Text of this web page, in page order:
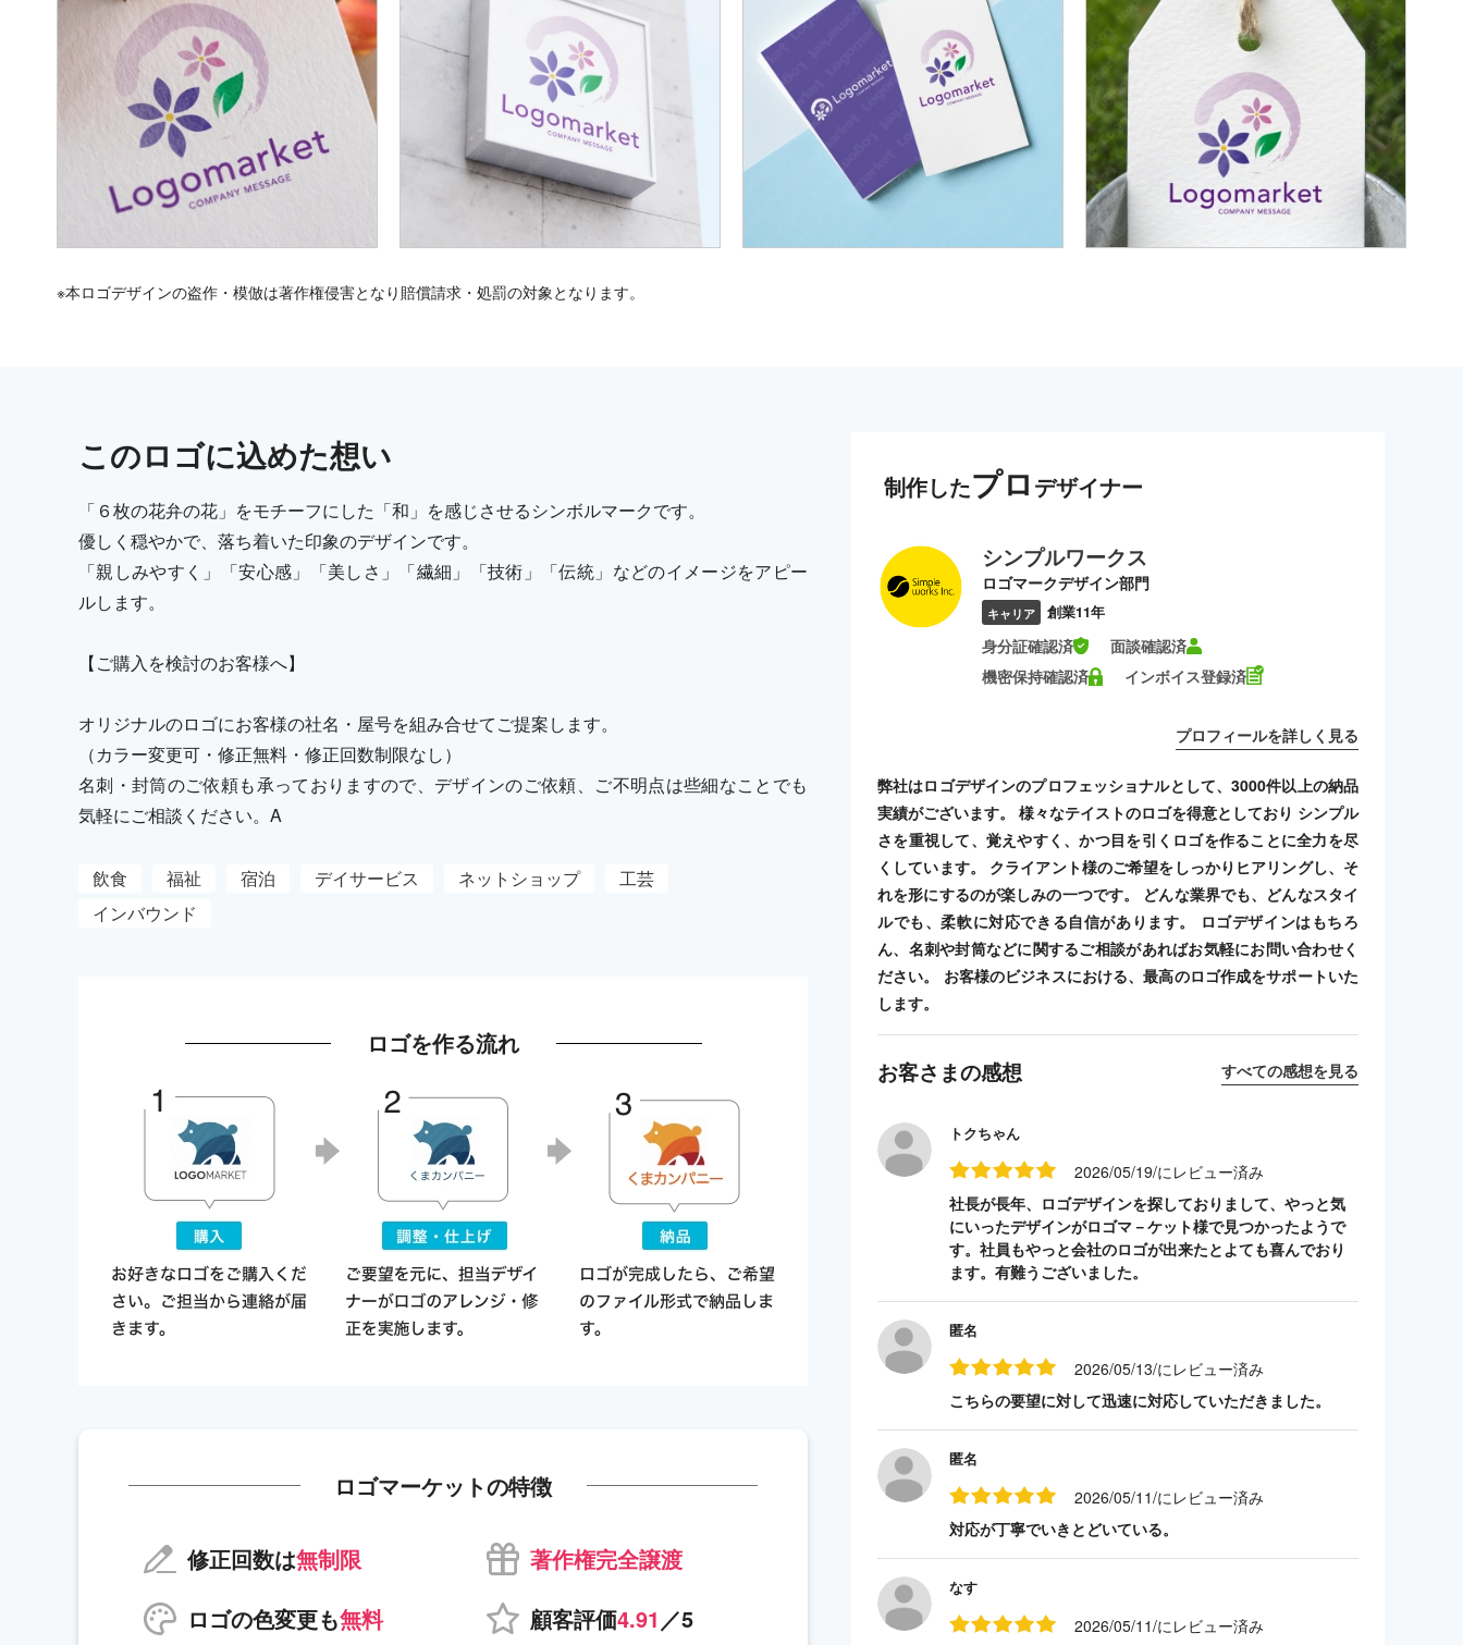
※本ロゴデザインの盗作・模倣は著作権侵害となり賠償請求・処罰の対象となります。
このロゴに込めた想い
「６枚の花弁の花」をモチーフにした「和」を感じさせるシンボルマークです。
優しく穏やかで、落ち着いた印象のデザインです。
「親しみやすく」「安心感」「美しさ」「繊細」「技術」「伝統」などのイメージをアピー
ルします。
【ご購入を検討のお客様へ】
オリジナルのロゴにお客様の社名・屋号を組み合せてご提案します。
（カラー変更可・修正無料・修正回数制限なし）
名刺・封筒のご依頼も承っておりますので、デザインのご依頼、ご不明点は些細なことでも
気軽にご相談ください。A
飲食 福祉 宿泊 デイサービス ネットショップ
工芸
インバウンド
ロゴを作る流れ
ロゴマーケットの特徴
修正回数は無制限
著作権完全譲渡
ロゴの色変更も無料 顧客評価4.91 ／5
制作したプロ デザイナー
シンプルワークス
ロゴマークデザイン部門
キャリア 創業11年
身分証確認済
面談確認済
機密保持確認済
インボイス登録済
プロフィールを詳しく見る
弊社はロゴデザインのプロフェッショナルとして、3000件以上の納品
実績がございます。 様々なテイストのロゴを得意としており シンプル
さを重視して、覚えやすく、かつ目を引くロゴを作ることに全力を尽
くしています。 クライアント様のご希望をしっかりヒアリングし、そ
れを形にするのが楽しみの一つです。 どんな業界でも、どんなスタイ
ルでも、柔軟に対応できる自信があります。 ロゴデザインはもちろ
ん、名刺や封筒などに関するご相談があればお気軽にお問い合わせく
ださい。 お客様のビジネスにおける、最高のロゴ作成をサポートいた
します。
お客さまの感想 すべての感想を見る
トクちゃん
2026/05/19/にレビュー済み
社長が長年、ロゴデザインを探しておりまして、やっと気
にいったデザインがロゴマ－ケット様で見つかったようで
す。社員もやっと会社のロゴが出来たとよても喜んでおり
ます。有難うございました。
匿名
2026/05/13/にレビュー済み
こちらの要望に対して迅速に対応していただきました。
匿名
2026/05/11/にレビュー済み
対応が丁寧でいきとどいている。
なす
2026/05/11/にレビュー済み